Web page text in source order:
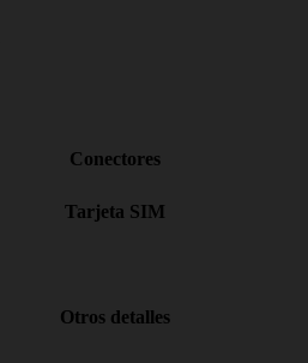
Conectores
Tarjeta SIM
Otros detalles